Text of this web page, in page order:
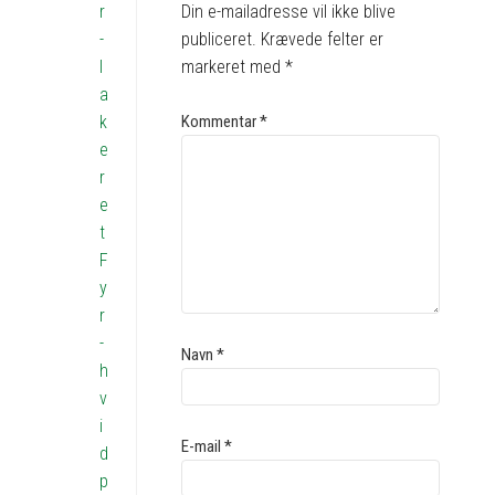
Din e-mailadresse vil ikke blive
publiceret. Krævede felter er
markeret med*
Kommentar*
Navn*
E-mail*
r
-
a
k
e
r
e
t
F
y
r
-
h
v
i
d
p